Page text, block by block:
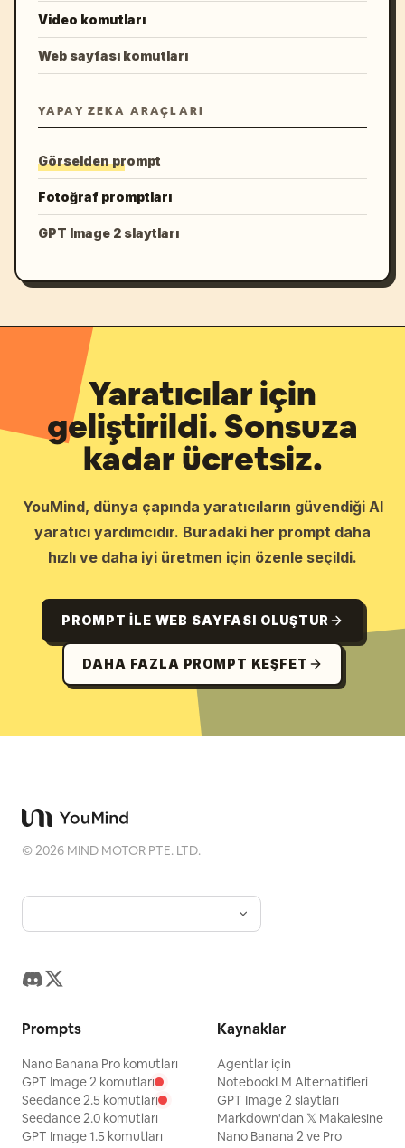
Video komutları
Web sayfası komutları
YAPAY ZEKA ARAÇLARI
Görselden prompt
Fotoğraf promptları
GPT Image 2 slaytları
Yaratıcılar için
geliştirildi. Sonsuza
kadar ücretsiz.
YouMind, dünya çapında yaratıcıların güvendiği AI
yaratıcı yardımcıdır. Buradaki her prompt daha
hızlı ve daha iyi üretmen için özenle seçildi.
PROMPT ILE WEB SAYFASI OLUŞTUR
DAHA FAZLA PROMPT KEŞFET
©2026 MIND MOTOR PTE. LTD.
Prompts
Nano Banana Pro komutları
GPT Image 2 komutları
Seedance 2.5 komutları
Seedance 2.0 komutları
GPT Image 1.5 komutları
Kaynaklar
Agentlar için
NotebookLM Alternatifleri
GPT Image 2 slaytları
Markdown'dan 𝕏 Makalesine
Nano Banana 2 ve Pro